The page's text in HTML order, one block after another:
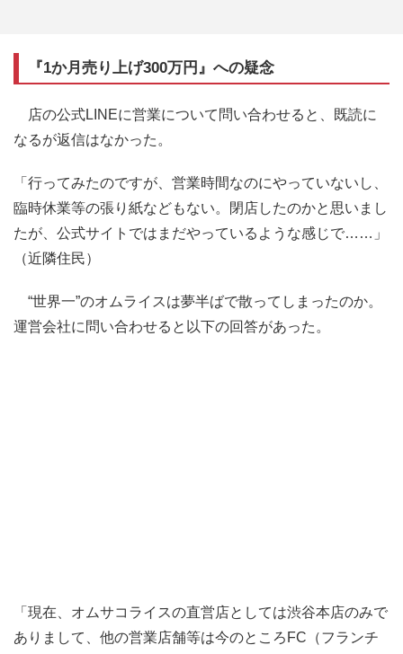
『1か月売り上げ300万円』への疑念
店の公式LINEに営業について問い合わせると、既読に
なるが返信はなかった。
「行ってみたのですが、営業時間なのにやっていないし、
臨時休業等の張り紙などもない。閉店したのかと思いまし
たが、公式サイトではまだやっているような感じで……」
（近隣住民）
“世界一”のオムライスは夢半ばで散ってしまったのか。
運営会社に問い合わせると以下の回答があった。
「現在、オムサコライスの直営店としては渋谷本店のみで
ありまして、他の営業店舗等は今のところFC（フランチ